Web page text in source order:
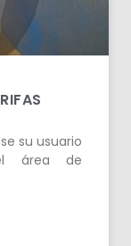
su usuario
área de